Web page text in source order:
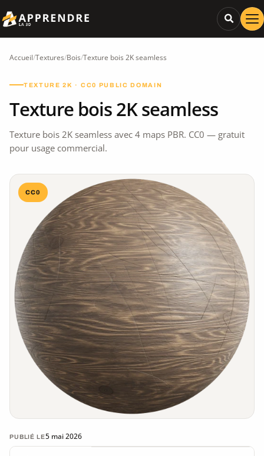
Accueil/Textures/Bois/Texture bois 2K seamless
TEXTURE 2K · CC0 PUBLIC DOMAIN
Texture bois 2K seamless
Texture bois 2K seamless avec 4 maps PBR. CC0 — gratuit
pour usage commercial.
CC0
PUBLIÉ LE5 mai 2026